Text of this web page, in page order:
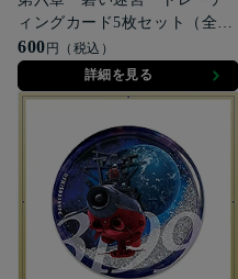
ィングカード5枚セット（全36
種）
600円（税込）
詳細を見る